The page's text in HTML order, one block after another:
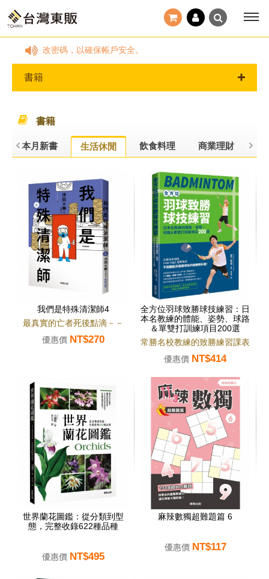
改密碼，以確保帳戶安全。
書籍
書籍
本月新書 生活休閒 飲食料理 商業理財
我們是特殊清潔師4
最真實的亡者死後點滴－－
優惠價 NT$270
全方位羽球致勝球技練習：日
本名教練的體能、姿勢、球路
＆單雙打訓練項目200選
常勝名校教練的致勝練習課表
優惠價 NT$414
世界蘭花圖鑑：從分類到型
態，完整收錄622種品種
優惠價 NT$495
麻辣數獨超難題篇 6
優惠價 NT$117